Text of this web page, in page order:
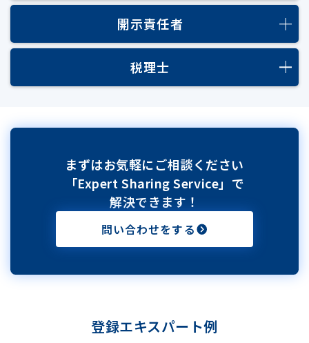
開示責任者
税理士
まずはお気軽にご相談ください
「Expert Sharing Service」で
解決できます！
問い合わせをする
登録エキスパート例